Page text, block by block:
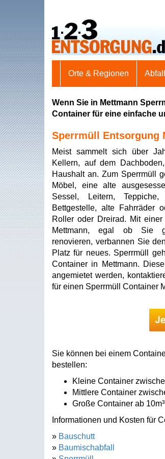
Orte & Regionen
Wenn Sie in Mettmann
Container für eine einfache
Sperrmüll Entsorgung
Meist sammelt sich über
Kellern, auf dem
Haushalt an. Zum Sperrmüll
Möbel, eine alte
Sessel, Leitern, Teppiche,
Bettgestelle, alte Fahrräder
Roller oder Dreirad. Mit
Mettmann, egal ob Sie
renovieren, verbannen Sie
Platz für neues. Sperrmüll
Container in Mettmann.
angemietet werden,
für einen Sperrmüll Container
Sie können bei einem
bestellen:
Kleine Container
Mittlere Container
Große Container ab 10m³
Informationen und Kosten für
» Bauschutt
» Baumischabfall